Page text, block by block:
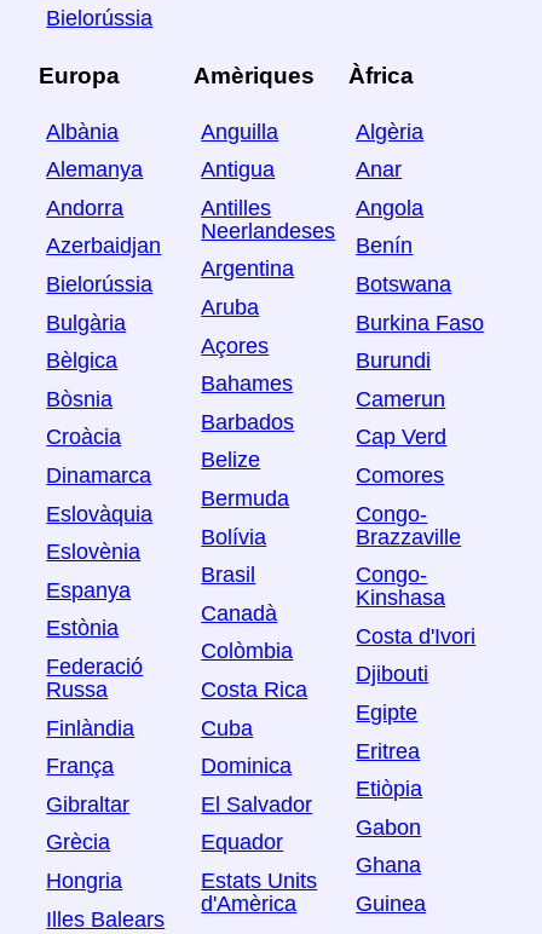
Bielorússia
Europa
Albània
Alemanya
Andorra
Azerbaidjan
Bielorússia
Bulgària
Bèlgica
Bòsnia
Croàcia
Dinamarca
Eslovàquia
Eslovènia
Espanya
Estònia
Federació
Russa
Finlàndia
França
Gibraltar
Grècia
Hongria
Illes Balears
Amèriques
Anguilla
Antigua
Antilles
Neerlandeses
Argentina
Aruba
Açores
Bahames
Barbados
Belize
Bermuda
Bolívia
Brasil
Canadà
Colòmbia
Costa Rica
Cuba
Dominica
El Salvador
Equador
Estats Units
d'Amèrica
Àfrica
Algèria
Anar
Angola
Benín
Botswana
Burkina Faso
Burundi
Camerun
Cap Verd
Comores
Congo-
Brazzaville
Congo-
Kinshasa
Costa d'Ivori
Djibouti
Egipte
Eritrea
Etiòpia
Gabon
Ghana
Guinea